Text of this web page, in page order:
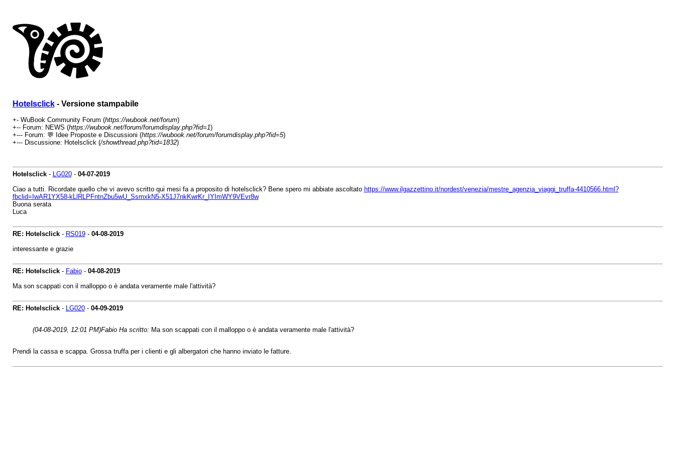
Hotelsclick- Versione stampabile
+- WuBook Community Forum (https://wubook.net/forum)
+-- Forum: NEWS (https://wubook.net/forum/forumdisplay.php?fid=1)
+--- Forum: 💬 Idee Proposte e Discussioni (https://wubook.net/forum/forumdisplay.php?fid=5)
+--- Discussione: Hotelsclick (/showthread.php?tid=1832)
Hotelsclick- LG020- 04-07-2019
Ciao a tutti. Ricordate quello che vi avevo scritto qui mesi fa a proposito di hotelsclick? Bene spero mi abbiate ascoltato https://www.ilgazzettino.it/nordest/venezia/mestre_agenzia_viaggi_truffa-4410566.html?
fbclid=IwAR1YX58-kLlRLPFntnZbu5wU_SsmxkN5-X51J7nkKwrKr_IYImWY9VEvr8w
Buona serata
Luca
RE: Hotelsclick- RS019- 04-08-2019
interessante e grazie
RE: Hotelsclick- Fabio- 04-08-2019
Ma son scappati con il malloppo o è andata veramente male l'attività?
RE: Hotelsclick- LG020- 04-09-2019
(04-08-2019, 12:01 PM)Fabio Ha scritto: Ma son scappati con il malloppo o è andata veramente male l'attività?
Prendi la cassa e scappa. Grossa truffa per i clienti e gli albergatori che hanno inviato le fatture.